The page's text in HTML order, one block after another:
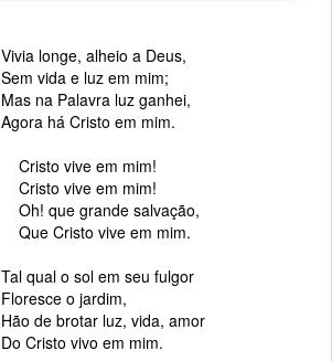
Vivia longe, alheio a Deus,
Sem vida e luz em mim;
Mas na Palavra luz ganhei,
Agora há Cristo em mim.
Cristo vive em mim!
Cristo vive em mim!
Oh! que grande salvação,
Que Cristo vive em mim.
Tal qual o sol em seu fulgor
Floresce o jardim,
Hão de brotar luz, vida, amor
Do Cristo vivo em mim.